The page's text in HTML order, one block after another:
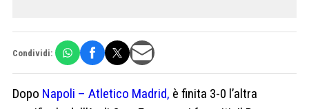
Condividi:
Dopo Napoli – Atletico Madrid, è finita 3-0 l’altra